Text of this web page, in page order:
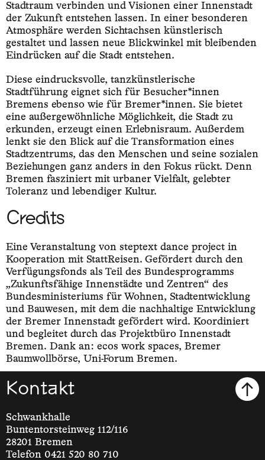
Stadtraum verbinden und Visionen einer Innenstadt
der Zukunft entstehen lassen. In einer besonderen
Atmosphäre werden Sichtachsen künstlerisch
gestaltet und lassen neue Blickwinkel mit bleibenden
Eindrücken auf die Stadt entstehen.
Diese eindrucksvolle, tanzkünstlerische
Stadtführung eignet sich für Besucher*innen
Bremens ebenso wie für Bremer*innen. Sie bietet
eine außergewöhnliche Möglichkeit, die Stadt zu
erkunden, erzeugt einen Erlebnisraum. Außerdem
lenkt sie den Blick auf die Transformation eines
Stadtzentrums, das den Menschen und seine sozialen
Beziehungen ganz anders in den Fokus rückt. Denn
Bremen fasziniert mit urbaner Vielfalt, gelebter
Toleranz und lebendiger Kultur.
Credits
Eine Veranstaltung von steptext dance project in
Kooperation mit StattReisen. Gefördert durch den
Verfügungsfonds als Teil des Bundesprogramms
„Zukunftsfähige Innenstädte und Zentren“ des
Bundesministeriums für Wohnen, Stadtentwicklung
und Bauwesen, mit dem die nachhaltige Entwicklung
der Bremer Innenstadt gefördert wird. Koordiniert
und begleitet durch das Projektbüro Innenstadt
Bremen. Dank an: ecos work spaces, Bremer
Baumwollbörse, Uni-Forum Bremen.
Kontakt
Schwankhalle
Buntentorsteinweg 112/116
28201 Bremen
Telefon 0421 520 80 710